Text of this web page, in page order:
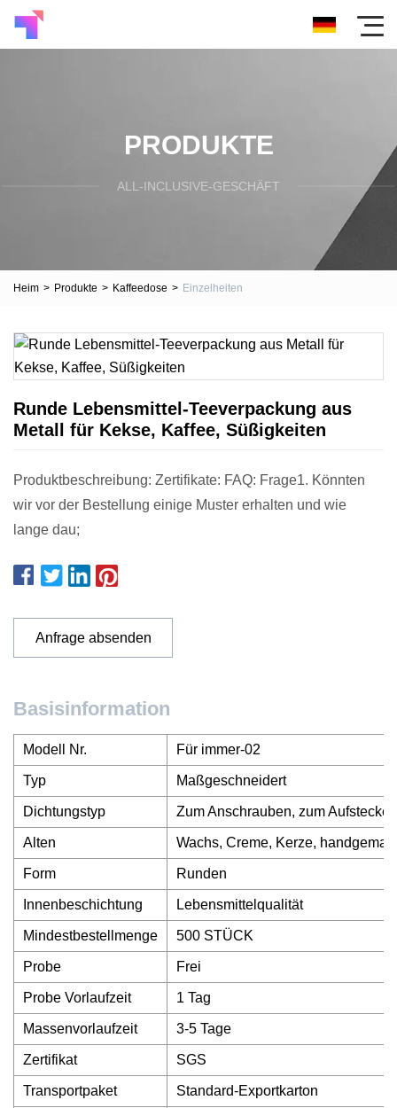
PRODUKTE
ALL-INCLUSIVE-GESCHÄFT
Heim > Produkte > Kaffeedose > Einzelheiten
Runde Lebensmittel-Teeverpackung aus
Metall für Kekse, Kaffee, Süßigkeiten
Produktbeschreibung: Zertifikate: FAQ: Frage1. Könnten
wir vor der Bestellung einige Muster erhalten und wie
lange dau;
Anfrage absenden
Basisinformation
Modell Nr. Für immer-02
Typ Maßgeschneidert
Dichtungstyp Zum Anschrauben, zum
Alten Wachs, Creme, Kerze,
Form Runden
Innenbeschichtung Lebensmittelqualität
Mindestbestellmenge 500 STÜCK
Probe Frei
Probe Vorlaufzeit 1 Tag
Massenvorlaufzeit 3-5 Tage
Zertifikat SGS
Transportpaket Standard-Exportkarton